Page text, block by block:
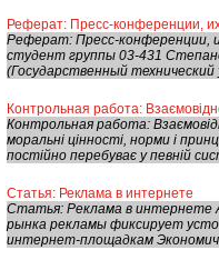
Реферат: Пресс-конференции,
Реферат: Пресс-конференции,
студент группы 03-431
(Государственный
Контрольная работа:
Контрольная работа:
моральні цінності, норми і
постійно перебуває у певній
Статья: Реклама в интернете
Статья: Реклама в интернете
рынка рекламы фиксирует
интернет-площадкам